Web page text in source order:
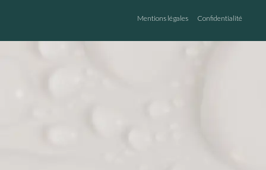
Mentions légales Confidentialité